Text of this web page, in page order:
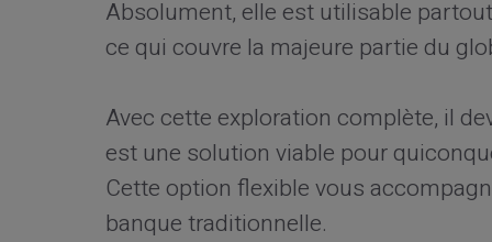
Absolument, elle est utilisable
ce qui couvre la majeure partie du
Avec cette exploration complète, il
est une solution viable pour
Cette option flexible vous
banque traditionnelle.